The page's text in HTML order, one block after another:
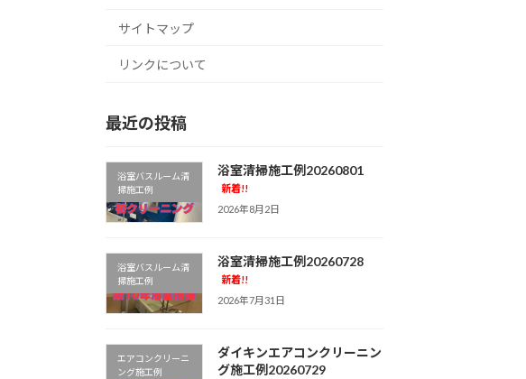
サイトマップ
リンクについて
最近の投稿
浴室バスルーム清
掃施工例
浴室清掃施工例20260801
新着!!
2026年8月2日
浴室バスルーム清
掃施工例
浴室清掃施工例20260728
新着!!
2026年7月31日
エアコンクリーニ
ング施工例
ダイキンエアコンクリーニン
グ施工例20260729